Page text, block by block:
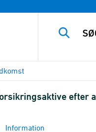
efter
Information